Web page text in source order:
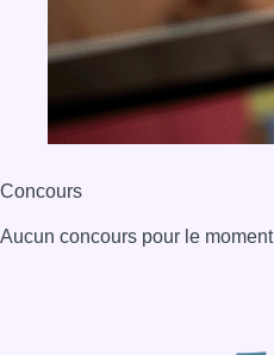
Concours
Aucun concours pour le moment